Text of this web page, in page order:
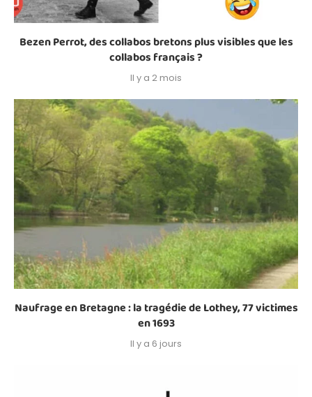
Bezen Perrot, des collabos bretons plus visibles que les
collabos français ?
Il y a 2 mois
Naufrage en Bretagne : la tragédie de Lothey, 77 victimes
en 1693
Il y a 6 jours